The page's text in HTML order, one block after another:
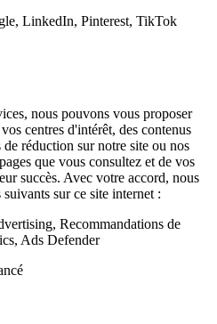
LinkedIn, Pinterest, TikTok
nous pouvons vous proposer
centres d'intérêt, des contenus
réduction sur notre site ou nos
que vous consultez et de vos
succès. Avec votre accord, nous
sur ce site internet :
Recommandations de
Ads Defender